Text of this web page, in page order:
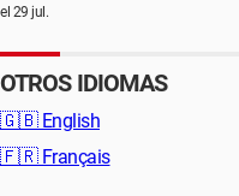
el 29 jul.
OTROS IDIOMAS
🇬🇧 English
🇫🇷 Français